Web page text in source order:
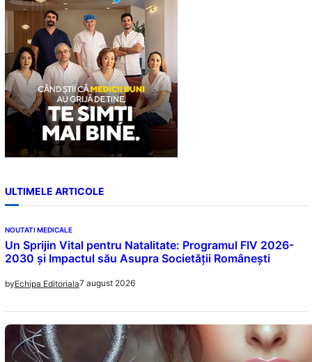
h
ULTIMELE ARTICOLE
NOUTATI MEDICALE
Un Sprijin Vital pentru Natalitate: Programul FIV 2026-
2030 și Impactul său Asupra Societății Românești
byEchipa Editoriala7 august 2026